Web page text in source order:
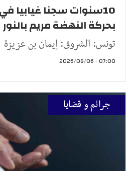
10سنوات سجنا غيابيا
بحركة النهضة مريم بالنور
تونس: الشروق: إيمان بن عزيزة
07:00 - 2026/08/06
جرائم و قضايا